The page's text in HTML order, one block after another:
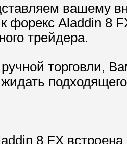
вашему
форекс Aladdin 8
трейдера.
торговли,
8 FX встроена